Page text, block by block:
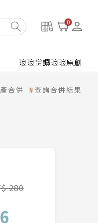
0
琅琅悅讀琅琅原創
合併 查詢合併結果
280